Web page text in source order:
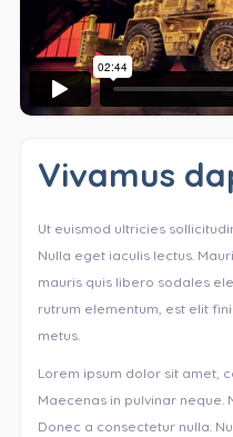
Vivamus
Ut euismod ultricies
Nulla eget iaculis lectus.
mauris quis libero sodales
rutrum elementum, est elit
metus.
Lorem ipsum dolor sit amet,
Maecenas in pulvinar neque.
Donec a consectetur nulla.